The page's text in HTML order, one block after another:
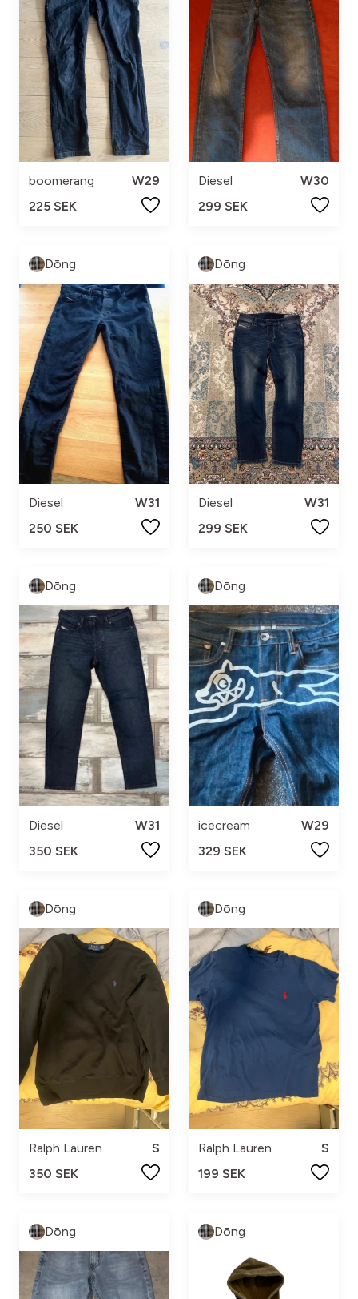
boomerang
W29
225 SEK
Diesel
W30
299 SEK
Dōng
Diesel
W31
250 SEK
Dōng
Diesel
W31
299 SEK
Dōng
Diesel
W31
350 SEK
Dōng
icecream
W29
329 SEK
Dōng
Ralph Lauren
S
350 SEK
Dōng
Ralph Lauren
S
199 SEK
Dōng Dōng